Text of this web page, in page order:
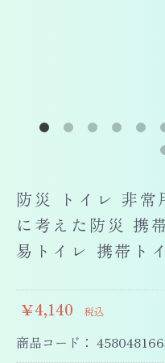
防災 トイレ 非常
に考えた防災 携
易トイレ 携帯ト
￥4,140 税込
商品コード：